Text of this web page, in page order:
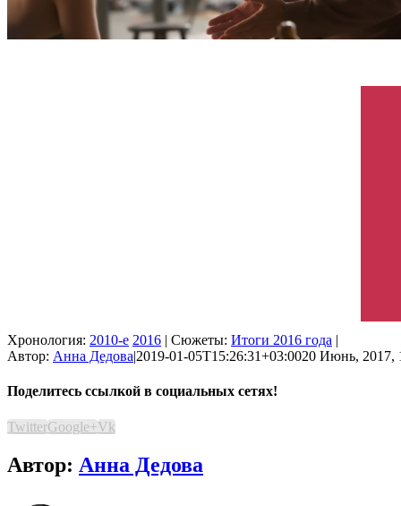
Хронология: 2010-е 2016 | Сюжеты: Итоги 2016 года |
Автор: Анна Дедова|2019-01-05T15:26:31+03:0020 Июнь, 2017,
Поделитесь ссылкой в социальных сетях!
TwitterGoogle+Vk
Автор: Анна Дедова